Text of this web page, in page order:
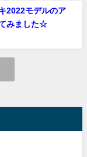
2022モデルのア
みました☆